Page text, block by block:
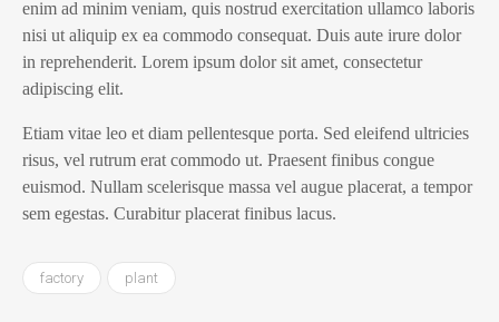
enim ad minim veniam, quis nostrud exercitation ullamco laboris
nisi ut aliquip ex ea commodo consequat. Duis aute irure dolor
in reprehenderit. Lorem ipsum dolor sit amet, consectetur
adipiscing elit.
Etiam vitae leo et diam pellentesque porta. Sed eleifend ultricies
risus, vel rutrum erat commodo ut. Praesent finibus congue
euismod. Nullam scelerisque massa vel augue placerat, a tempor
sem egestas. Curabitur placerat finibus lacus.
factory plant